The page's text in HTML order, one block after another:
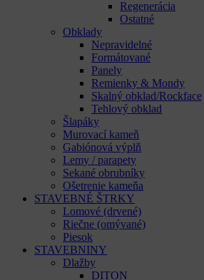
Regenerácia
Ostatné
Obklady
Nepravidelné
Formátované
Panely
Remienky & Mondy
Skalný obklad/Rockface
Tehlový obklad
Šlapáky
Murovací kameň
Gabiónová výplň
Lemy / parapety
Sekané obrubníky
Ošetrenie kameňa
STAVEBNÉ ŠTRKY
Lomové (drvené)
Riečne (omývané)
Piesok
STAVEBNINY
Dlažby
DITON